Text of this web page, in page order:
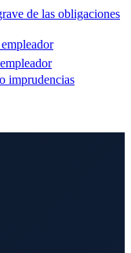
de las obligaciones
imprudencias